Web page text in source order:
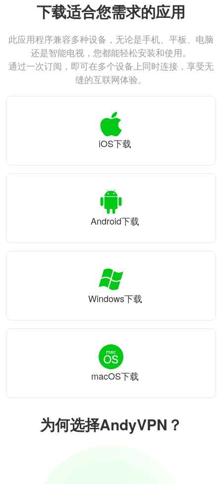
为何选择AndyVPN？
下载适合您需求的应用
此应用程序兼容多种设备，无论是手机、平板、电脑
还是智能电视，您都能轻松安装和使用。
通过一次订阅，即可在多个设备上同时连接，享受无
缝的互联网体验。
iOS下载
Android下载
Windows下载
macOS下载